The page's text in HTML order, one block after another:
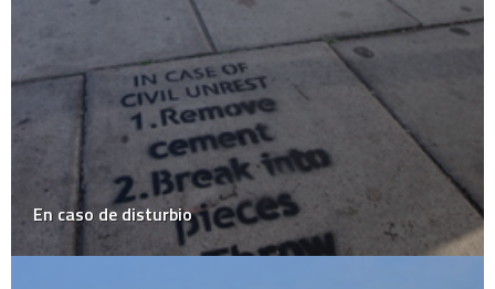
En caso de disturbio